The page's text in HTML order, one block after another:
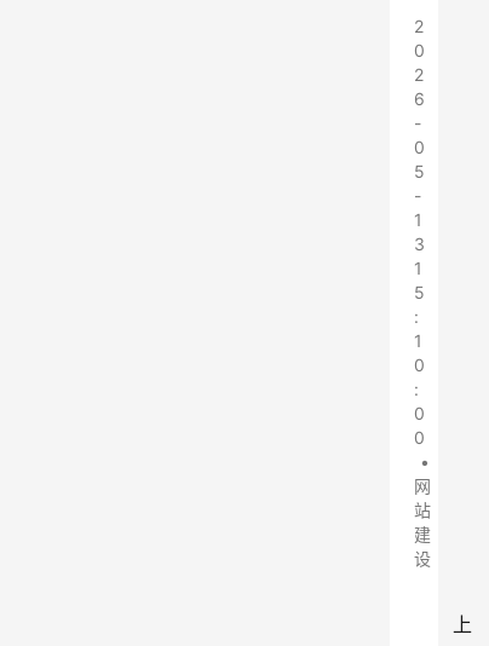
2
0
2
6
-
0
5
-
1
3
1
5
:
1
0
:
0
0
•
网
站
建
设
上